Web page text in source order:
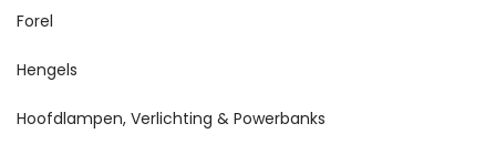
Forel
Hengels
Hoofdlampen, Verlichting & Powerbanks